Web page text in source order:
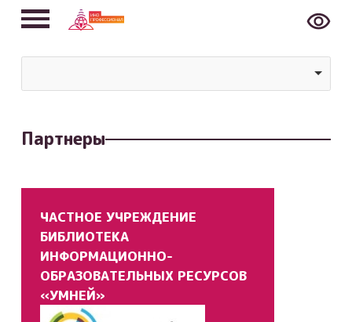
Партнеры
ЧАСТНОЕ УЧРЕЖДЕНИЕ
БИБЛИОТЕКА
ИНФОРМАЦИОННО-
ОБРАЗОВАТЕЛЬНЫХ РЕСУРСОВ
«УМНЕЙ»